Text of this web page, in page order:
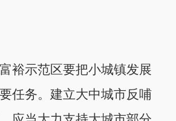
示范区要把小城镇发展
任务。建立大中城市反哺